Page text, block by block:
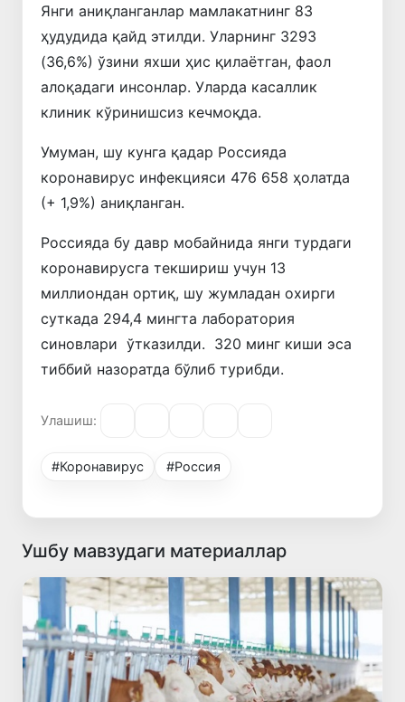
Янги аниқланганлар мамлакатнинг 83
ҳудудида қайд этилди. Уларнинг 3293
(36,6%) ўзини яхши ҳис қилаётган, фаол
алоқадаги инсонлар. Уларда касаллик
клиник кўринишсиз кечмоқда.
Умуман, шу кунга қадар Россияда
коронавирус инфекцияси 476 658 ҳолатда
(+ 1,9%) аниқланган.
Россияда бу давр мобайнида янги турдаги
коронавирусга текшириш учун 13
миллиондан ортиқ, шу жумладан охирги
суткада 294,4 мингта лаборатория
синовлари ўтказилди. 320 минг киши эса
тиббий назоратда бўлиб турибди.
Улашиш:
#Коронавирус #Россия
Ушбу мавзудаги материаллар